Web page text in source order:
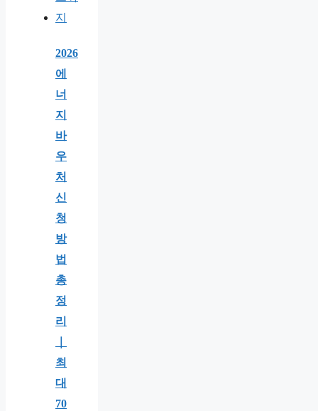
2026
에
너
지
바
우
처
신
청
방
법
총
정
리
최
대
70